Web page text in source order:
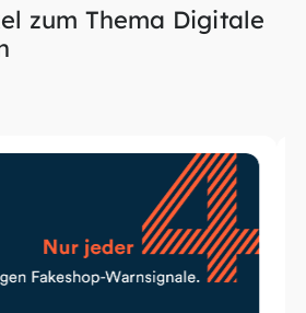
zum Thema Digitale